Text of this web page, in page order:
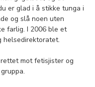
er glad i å stikke tunga i
og slå noen uten
farlig. I 2006 ble et
helsedirektoratet.
mot fetisjister og